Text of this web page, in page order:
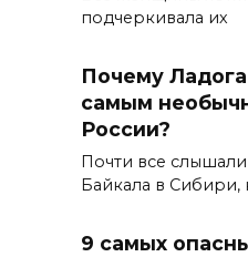
подчеркивала их
Почему
самым
России?
Почти все
Байкала в Сибири,
9 самых